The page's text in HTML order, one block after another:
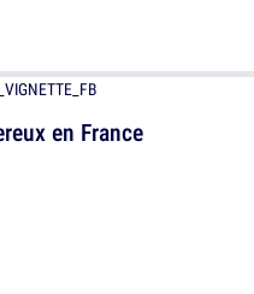
en France